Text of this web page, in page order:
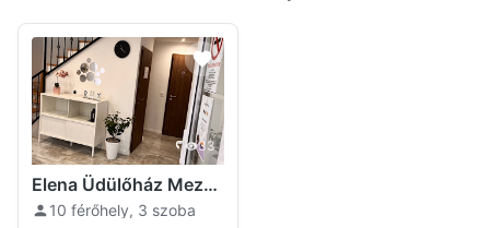
33
Elena Üdülőház Mezőszentgyörgy
10 férőhely, 3 szoba